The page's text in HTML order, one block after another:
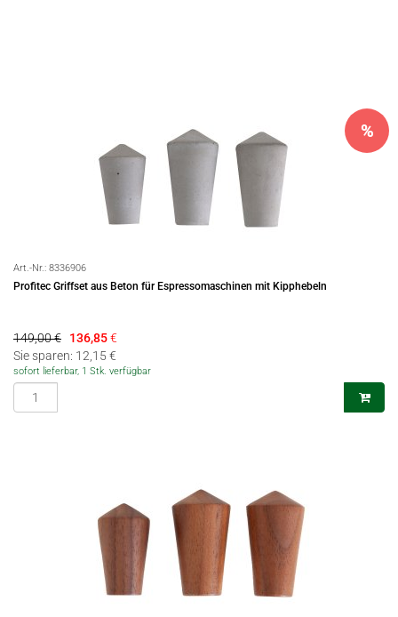
Art.-Nr.: 8336906
Profitec Griffset aus Beton für Espressomaschinen mit Kipphebeln
%
149,00 € 136,85€
Sie sparen: 12,15 €
sofort lieferbar, 1 Stk. verfügbar